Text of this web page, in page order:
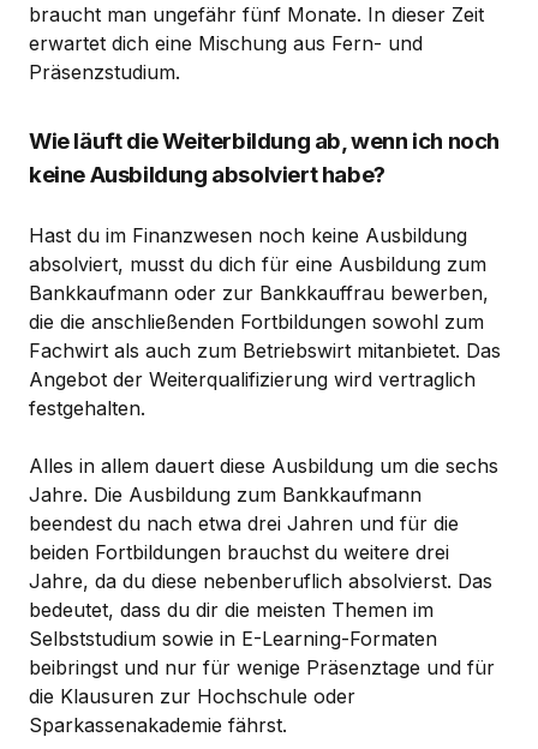
braucht man ungefähr fünf Monate. In dieser Zeit
erwartet dich eine Mischung aus Fern- und
Präsenzstudium.
Wie läuft die Weiterbildung ab, wenn ich noch
keine Ausbildung absolviert habe?
Hast du im Finanzwesen noch keine Ausbildung
absolviert, musst du dich für eine Ausbildung zum
Bankkaufmann oder zur Bankkauffrau bewerben,
die die anschließenden Fortbildungen sowohl zum
Fachwirt als auch zum Betriebswirt mitanbietet. Das
Angebot der Weiterqualifizierung wird vertraglich
festgehalten.
Alles in allem dauert diese Ausbildung um die sechs
Jahre. Die Ausbildung zum Bankkaufmann
beendest du nach etwa drei Jahren und für die
beiden Fortbildungen brauchst du weitere drei
Jahre, da du diese nebenberuflich absolvierst. Das
bedeutet, dass du dir die meisten Themen im
Selbststudium sowie in E-Learning-Formaten
beibringst und nur für wenige Präsenztage und für
die Klausuren zur Hochschule oder
Sparkassenakademie fährst.